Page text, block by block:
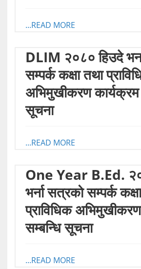
...READ MORE
DLIM २०८० हिउदे
सम्पर्क कक्षा तथा
अभिमुखीकरण कार्यक्रम
सूचना
...READ MORE
One Year B.Ed.
भर्ना सत्रको सम्पर्क
प्राविधिक
सम्बन्धि सूचना
...READ MORE